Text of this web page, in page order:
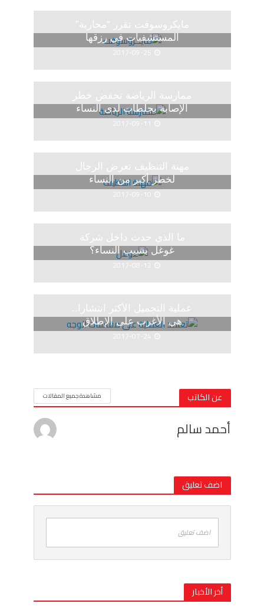
مايكروسوفت تقرر “محاربة”
المستشفيات في رزقها
2017-09-25
ممارسة الرياضة تخفض خطر
الإصابة بجلطات لدى النساء
2017-09-11
مهنة التنظيف تعرض الرجال
لخطر أكبر من النساء
2017-09-10
ما الذي حدث داخل شركة
غوغل بسبب النساء؟
2017-08-12
عملية التجميل الأكثر انتشارا..
هي الأغرب على الإطلاق
2017-07-24
عن الكاتب مشاهدة جميع المقالات
أحمد سالم
اضف تعليق
اضف تعليق
أخر الأخبار